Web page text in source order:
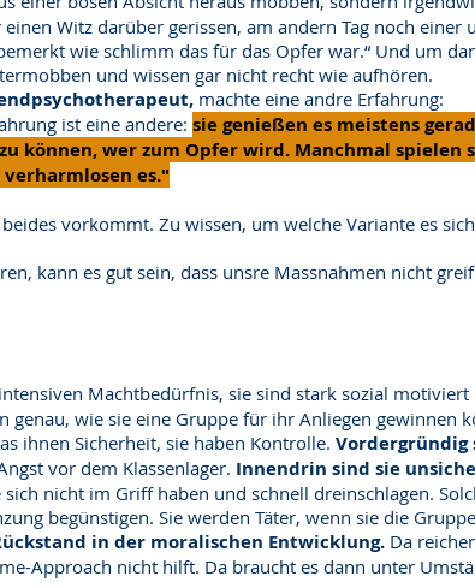
Witz darüber gerissen, am andern Tag noch einer
wie schlimm das für das Opfer war.“ Und um
und wissen gar nicht recht wie aufhören.
machte eine andre Erfahrung:
ist eine andere: sie genießen es meistens
können, wer zum Opfer wird. Manchmal spielen
es."
vorkommt. Zu wissen, um welche Variante es
kann es gut sein, dass unsre Massnahmen nicht
Machtbedürfnis, sie sind stark sozial
wie sie eine Gruppe für ihr Anliegen gewinnen
ihnen Sicherheit, sie haben Kontrolle.
vor dem Klassenlager. Innendrin sind sie
nicht im Griff haben und schnell dreinschlagen.
begünstigen. Sie werden Täter, wenn sie die
in der moralischen Entwicklung. Da
Approach nicht hilft. Da braucht es dann unter